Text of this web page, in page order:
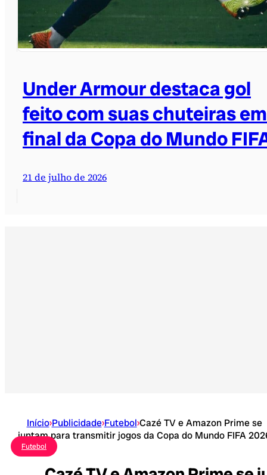
Under Armour destaca gol
feito com suas chuteiras em
final da Copa do Mundo
21 de julho de 2026
Início›Publicidade›Futebol›Cazé TV e Amazon Prime se
juntam para transmitir jogos da Copa do Mundo FIFA
Futebol